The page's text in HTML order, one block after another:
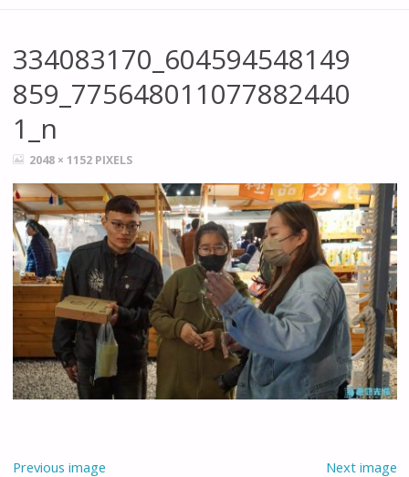
334083170_604594548149
859_775648011077882440
1_n
FULL2048 × 1152 PIXELS
Previous image Next image